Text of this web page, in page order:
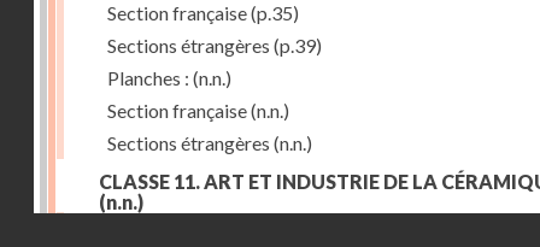
Section française(p.35)
Sections étrangères (p.39)
Planches : (n.n.)
Section française(n.n.)
Sections étrangères (n.n.)
CLASSE 11. ART ET INDUSTRIE DE LA
(n.n.)